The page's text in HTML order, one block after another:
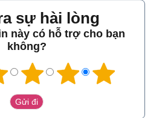
sự hài lòng
này có hỗ trợ cho bạn
không?